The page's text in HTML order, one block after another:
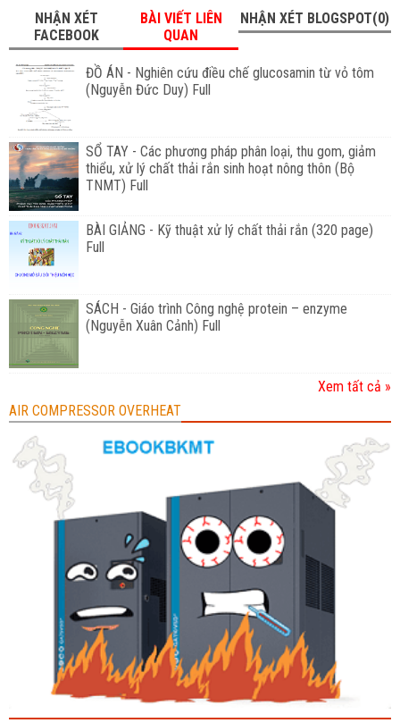
NHẬN XÉT
FACEBOOK
BÀI VIẾT LIÊN
QUAN
NHẬN XÉT BLOGSPOT(0)
ĐỒ ÁN - Nghiên cứu điều chế glucosamin từ vỏ tôm
(Nguyễn Đức Duy) Full
SỔ TAY - Các phương pháp phân loại, thu gom, giảm
thiểu, xử lý chất thải rắn sinh hoạt nông thôn (Bộ
TNMT) Full
BÀI GIẢNG - Kỹ thuật xử lý chất thải rắn (320 page)
Full
SÁCH - Giáo trình Công nghệ protein – enzyme
(Nguyễn Xuân Cảnh) Full
Xem tất cả »
AIR COMPRESSOR OVERHEAT